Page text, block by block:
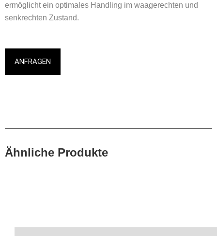
ermöglicht ein optimales Handling im waagerechten und
senkrechten Zustand.
ANFRAGEN
Ähnliche Produkte